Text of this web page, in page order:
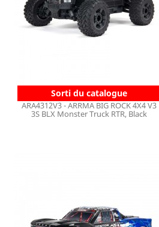
Sorti du catalogue
ARA4312V3 - ARRMA BIG ROCK 4X4 V3
3S BLX Monster Truck RTR, Black